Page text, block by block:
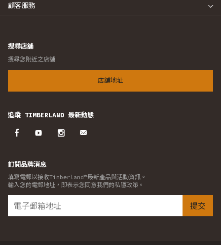
顧客服務
搜尋店舖
搜尋您附近之店舖
店舖地址
追蹤 TIMBERLAND 最新動態
訂閱品牌消息
填寫電郵以接收Timberland®最新產品與活動資訊。
輸入您的電郵地址，即表示您同意我們的私隱政策。
提交